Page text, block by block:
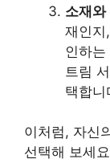
소재와
재인지
인하
트림
택합니
이처럼, 자신
선택해 보세